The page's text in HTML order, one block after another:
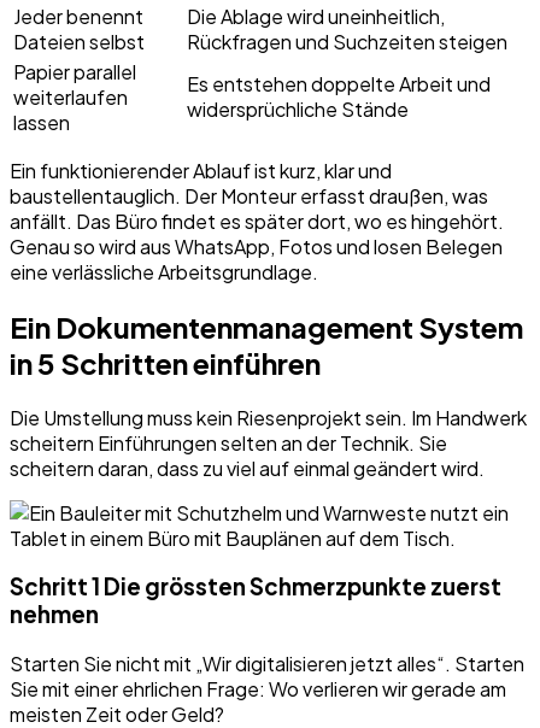
Jeder benennt
Dateien selbst
Die Ablage wird uneinheitlich,
Rückfragen und Suchzeiten steigen
Papier parallel
weiterlaufen
lassen
Es entstehen doppelte Arbeit und
widersprüchliche Stände
Ein funktionierender Ablauf ist kurz, klar und
baustellentauglich. Der Monteur erfasst draußen, was
anfällt. Das Büro findet es später dort, wo es hingehört.
Genau so wird aus WhatsApp, Fotos und losen Belegen
eine verlässliche Arbeitsgrundlage.
Ein Dokumentenmanagement System
in 5 Schritten einführen
Die Umstellung muss kein Riesenprojekt sein. Im Handwerk
scheitern Einführungen selten an der Technik. Sie
scheitern daran, dass zu viel auf einmal geändert wird.
Schritt 1 Die grössten Schmerzpunkte zuerst
nehmen
Starten Sie nicht mit „Wir digitalisieren jetzt alles“. Starten
Sie mit einer ehrlichen Frage: Wo verlieren wir gerade am
meisten Zeit oder Geld?